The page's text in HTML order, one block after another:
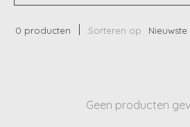
0 producten Sorteren op
Geen producten